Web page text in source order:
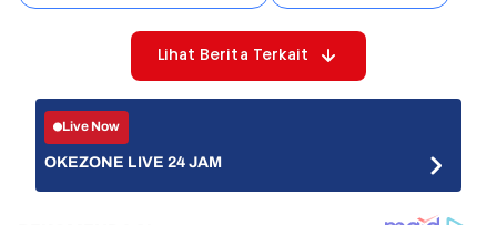
Lihat Berita Terkait
Live Now
OKEZONE LIVE 24 JAM